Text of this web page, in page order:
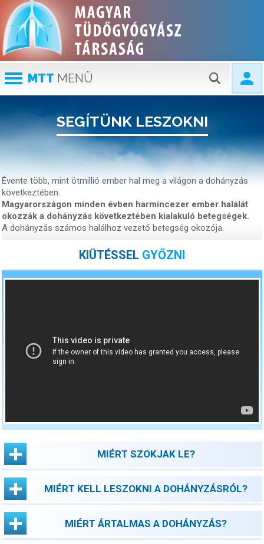
MTT MENÜ
SEGÍTÜNK LESZOKNI
Évente több, mint ötmillió ember hal meg a világon a dohányzás
következtében.
Magyarországon minden évben harmincezer ember halálát
okozzák a dohányzás következtében kialakuló betegségek.
A dohányzás számos halálhoz vezető betegség okozója.
KIÜTÉSSEL GYŐZNI
MIÉRT SZOKJAK LE?
MIÉRT KELL LESZOKNI A DOHÁNYZÁSRÓL?
MIÉRT ÁRTALMAS A DOHÁNYZÁS?